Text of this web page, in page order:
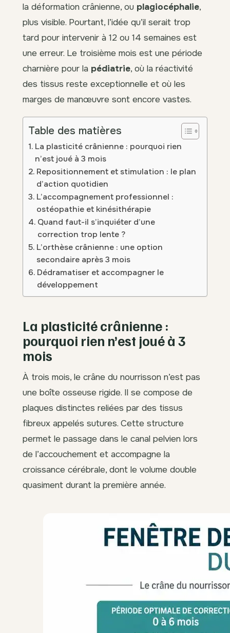
la déformation crânienne, ou plagiocéphalie,
plus visible. Pourtant, l’idée qu’il serait trop
tard pour intervenir à 12 ou 14 semaines est
une erreur. Le troisième mois est une période
charnière pour la pédiatrie, où la réactivité
des tissus reste exceptionnelle et où les
marges de manœuvre sont encore vastes.
Table des matières
La plasticité crânienne : pourquoi rien
n’est joué à 3 mois
Repositionnement et stimulation : le plan
d’action quotidien
L’accompagnement professionnel :
ostéopathie et kinésithérapie
Quand faut-il s’inquiéter d’une
correction trop lente ?
L’orthèse crânienne : une option
secondaire après 3 mois
Dédramatiser et accompagner le
développement
La plasticité crânienne :
pourquoi rien n’est joué à 3
mois
À trois mois, le crâne du nourrisson n’est pas
une boîte osseuse rigide. Il se compose de
plaques distinctes reliées par des tissus
fibreux appelés sutures. Cette structure
permet le passage dans le canal pelvien lors
de l’accouchement et accompagne la
croissance cérébrale, dont le volume double
quasiment durant la première année.